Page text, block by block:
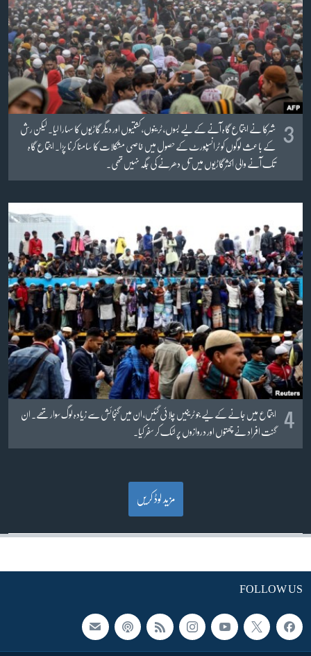
3 شرکا نے اجتماع گاہ آنے کے لیے بسوں، ٹرینوں، کشتیوں اور دیگر گاڑیوں کا سہارا لیا۔ لیکن رش
کے باعث لوگوں کو ٹرانسپورٹ کے حصول میں خاصی مشکلات کا سامنا کرنا پڑا۔ اجتماع گاہ
تک آنے والی اکثر گاڑیوں میں تل دھرنے کی جگہ نہیں تھی۔
4 اجتماع میں جانے کے لیے جو ٹرینیں چلائی گئیں، ان میں گنجائش سے زیادہ لوگ سوار تھے۔ ان
گنت افراد نے چھتوں اور دروازوں پر لٹک کر سفر کیا۔
مزید لوڈ کریں
FOLLOW US